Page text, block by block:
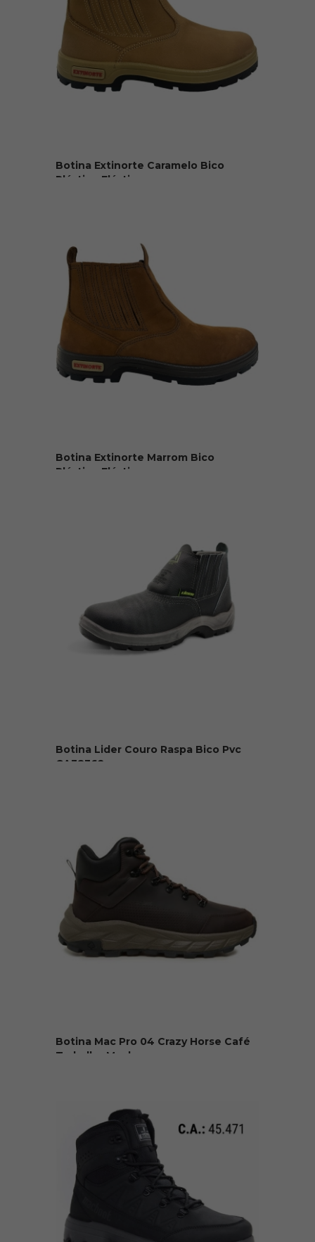
Botina Extinorte Caramelo Bico
Plástico Elástico
Botina Extinorte Marrom Bico
Plástico Elástico
Botina Lider Couro Raspa Bico Pvc
CA38362
Botina Mac Pro 04 Crazy Horse Café
Trabalho Macbo...